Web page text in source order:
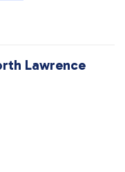
Lawrence